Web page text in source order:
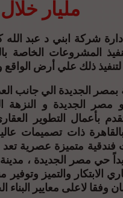
مليار خلال ٢٠٢٤.
المشروعات الخاصة
لتنفيذ ذلك علي أرض
الجديدة الي جانب
و مصر الجديدة و
بأعمال التطوير
ذات تصميمات
فندقية متميزة عصرية
حي مصر الجديدة ،
الابتكار والتميز
وفقا لاعلى معايير البناء